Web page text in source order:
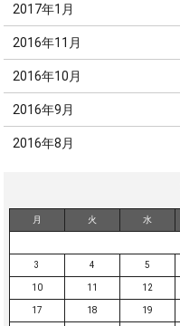
2017年1月
2016年11月
2016年10月
2016年9月
2016年8月
月 火 水
3 4 5
10 11 12
17 18 19